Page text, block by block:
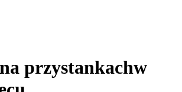
przystankachw